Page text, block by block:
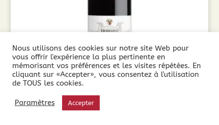
Domaine Martinolles Pinot Noir (75cl) 2025
9,65€
Nous utilisons des cookies sur notre site Web pour
vous offrir l'expérience la plus pertinente en
mémorisant vos préférences et les visites répétées. En
cliquant sur «Accepter», vous consentez à l'utilisation
de TOUS les cookies.
Paramètres Accepter